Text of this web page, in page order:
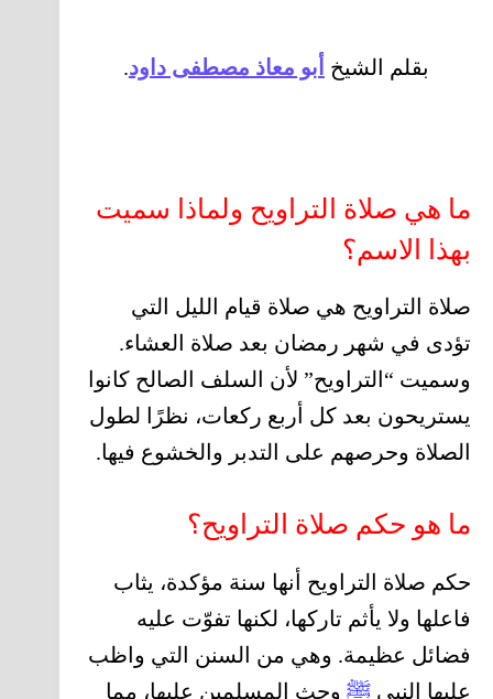
بقلم الشيخ أبو معاذ مصطفى داود.
ما هي صلاة التراويح ولماذا سميت
بهذا الاسم؟
صلاة التراويح هي صلاة قيام الليل التي
تؤدى في شهر رمضان بعد صلاة العشاء.
وسميت “التراويح” لأن السلف الصالح كانوا
يستريحون بعد كل أربع ركعات، نظرًا لطول
الصلاة وحرصهم على التدبر والخشوع فيها.
ما هو حكم صلاة التراويح؟
حكم صلاة التراويح أنها سنة مؤكدة، يثاب
فاعلها ولا يأثم تاركها، لكنها تفوّت عليه
فضائل عظيمة. وهي من السنن التي واظب
عليها النبي ﷺ وحث المسلمين عليها، مما